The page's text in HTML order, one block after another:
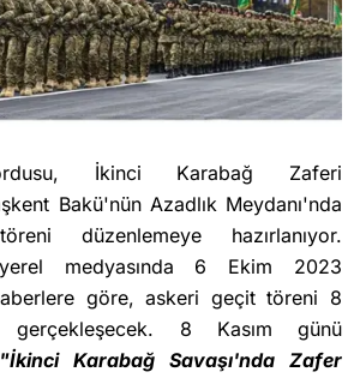
İkinci Karabağ Zaferi
Bakü'nün Azadlık Meydanı'nda
düzenlemeye hazırlanıyor.
medyasında 6 Ekim 2023
göre, askeri geçit töreni 8
gerçekleşecek. 8 Kasım günü
"İkinci Karabağ Savaşı'nda Zafer